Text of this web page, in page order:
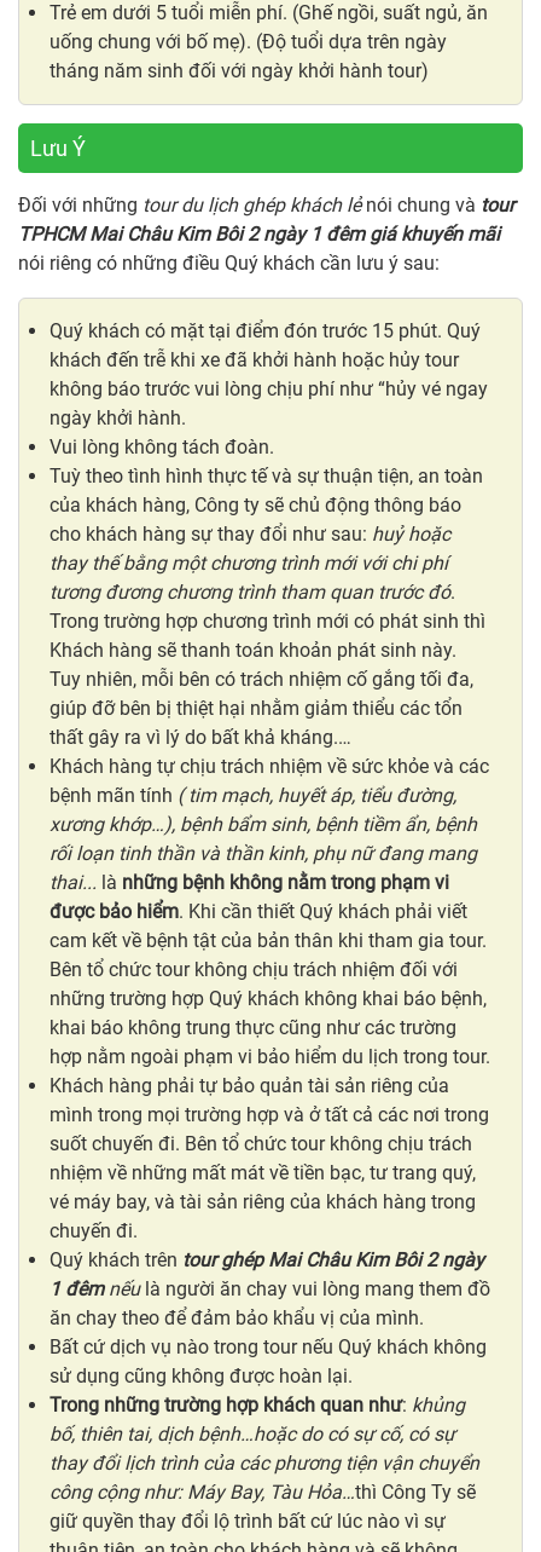
Trẻ em dưới 5 tuổi miễn phí. (Ghế ngồi, suất ngủ, ăn
uống chung với bố mẹ). (Độ tuổi dựa trên ngày
tháng năm sinh đối với ngày khởi hành tour)
Lưu Ý
Đối với những tour du lịch ghép khách lẻnói chung và tour
TPHCM Mai Châu Kim Bôi 2 ngày 1 đêm giá khuyến mãi
nói riêng có những điều Quý khách cần lưu ý sau:
Quý khách có mặt tại điểm đón trước 15 phút. Quý
khách đến trễ khi xe đã khởi hành hoặc hủy tour
không báo trước vui lòng chịu phí như “hủy vé ngay
ngày khởi hành.
Vui lòng không tách đoàn.
Tuỳ theo tình hình thực tế và sự thuận tiện, an toàn
của khách hàng, Công ty sẽ chủ động thông báo
cho khách hàng sự thay đổi như sau: huỷ hoặc
thay thế bằng một chương trình mới với chi phí
tương đương chương trình tham quan trước đó.
Trong trường hợp chương trình mới có phát sinh thì
Khách hàng sẽ thanh toán khoản phát sinh này.
Tuy nhiên, mỗi bên có trách nhiệm cố gắng tối đa,
giúp đỡ bên bị thiệt hại nhằm giảm thiểu các tổn
thất gây ra vì lý do bất khả kháng.…
Khách hàng tự chịu trách nhiệm về sức khỏe và các
bệnh mãn tính ( tim mạch, huyết áp, tiểu đường,
xương khớp…), bệnh bẩm sinh, bệnh tiềm ẩn, bệnh
rối loạn tinh thần và thần kinh, phụ nữ đang mang
thai... là những bệnh không nằm trong phạm vi
được bảo hiểm. Khi cần thiết Quý khách phải viết
cam kết về bệnh tật của bản thân khi tham gia tour.
Bên tổ chức tour không chịu trách nhiệm đối với
những trường hợp Quý khách không khai báo bệnh,
khai báo không trung thực cũng như các trường
hợp nằm ngoài phạm vi bảo hiểm du lịch trong tour.
Khách hàng phải tự bảo quản tài sản riêng của
mình trong mọi trường hợp và ở tất cả các nơi trong
suốt chuyến đi. Bên tổ chức tour không chịu trách
nhiệm về những mất mát về tiền bạc, tư trang quý,
vé máy bay, và tài sản riêng của khách hàng trong
chuyến đi.
Quý khách trên tour ghép Mai Châu Kim Bôi 2 ngày
1 đêmnếulà người ăn chay vui lòng mang them đồ
ăn chay theo để đảm bảo khẩu vị của mình.
Bất cứ dịch vụ nào trong tour nếu Quý khách không
sử dụng cũng không được hoàn lại.
Trong những trường hợp khách quan như: khủng
bố, thiên tai, dịch bệnh…hoặc do có sự cố, có sự
thay đổi lịch trình của các phương tiện vận chuyển
công cộng như: Máy Bay, Tàu Hỏa…thì Công Ty sẽ
giữ quyền thay đổi lộ trình bất cứ lúc nào vì sự